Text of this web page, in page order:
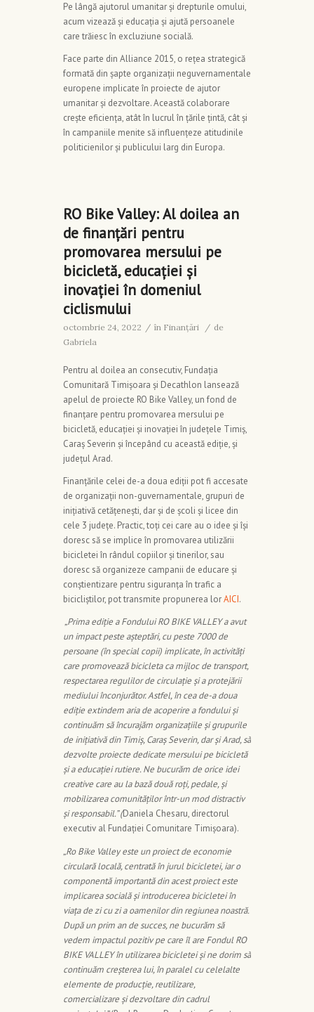
Pe lângă ajutorul umanitar și drepturile omului,
acum vizează și educația și ajută persoanele
care trăiesc în excluziune socială.
Face parte din Alliance 2015, o rețea strategică
formată din șapte organizații neguvernamentale
europene implicate în proiecte de ajutor
umanitar și dezvoltare. Această colaborare
crește eficiența, atât în lucrul în țările țintă, cât și
în campaniile menite să influențeze atitudinile
politicienilor și publicului larg din Europa.
RO Bike Valley: Al doilea an
de finanțări pentru
promovarea mersului pe
bicicletă, educației și
inovației în domeniul
ciclismului
octombrie 24, 2022 / în Finanţări / de
Gabriela
Pentru al doilea an consecutiv, Fundația
Comunitară Timișoara și Decathlon lansează
apelul de proiecte RO Bike Valley, un fond de
finanțare pentru promovarea mersului pe
bicicletă, educației și inovației în județele Timiș,
Caraș Severin și începând cu această ediție, și
județul Arad.
Finanțările celei de-a doua ediții pot fi accesate
de organizații non-guvernamentale, grupuri de
inițiativă cetățenești, dar și de școli și licee din
cele 3 județe. Practic, toți cei care au o idee și își
doresc să se implice în promovarea utilizării
bicicletei în rândul copiilor și tinerilor, sau
doresc să organizeze campanii de educare și
conștientizare pentru siguranța în trafic a
bicicliștilor, pot transmite propunerea lorAICI.
„Prima ediție a Fondului RO BIKE VALLEY a avut
un impact peste așteptări, cu peste 7000 de
persoane (în special copii) implicate, în activități
care promovează bicicleta ca mijloc de transport,
respectarea regulilor de circulație și a protejării
mediului înconjurător. Astfel, în cea de-a doua
ediție extindem aria de acoperire a fondului și
continuăm să încurajăm organizațiile și grupurile
de inițiativă din Timiș, Caraș Severin, dar și Arad, să
dezvolte proiecte dedicate mersului pe bicicletă
și a educației rutiere. Ne bucurăm de orice idei
creative care au la bază două roți, pedale, și
mobilizarea comunităților într-un mod distractiv
și responsabil.” (Daniela Chesaru, directorul
executiv al Fundației Comunitare Timișoara).
„Ro Bike Valley este un proiect de economie
circulară locală, centrată în jurul bicicletei, iar o
componentă importantă din acest proiect este
implicarea socială și introducerea bicicletei în
viața de zi cu zi a oamenilor din regiunea noastră.
După un prim an de succes, ne bucurăm să
vedem impactul pozitiv pe care îl are Fondul RO
BIKE VALLEY în utilizarea bicicletei și ne dorim să
continuăm creșterea lui, în paralel cu celelalte
elemente de producție, reutilizare,
comercializare și dezvoltare din cadrul